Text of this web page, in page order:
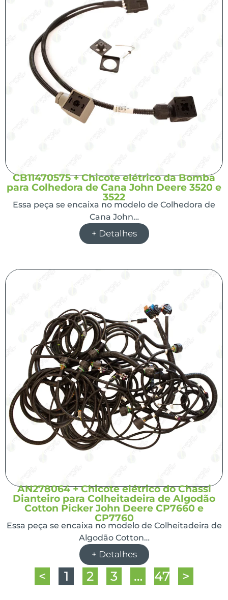
CB11470575 + Chicote elétrico da Bomba
para Colhedora de Cana John Deere 3520 e
3522
Essa peça se encaixa no modelo de Colhedora de
Cana John…
+ Detalhes
AN278064 + Chicote elétrico do Chassi
Dianteiro para Colheitadeira de Algodão
Cotton Picker John Deere CP7660 e
CP7760
Essa peça se encaixa no modelo de Colheitadeira de
Algodão Cotton…
+ Detalhes
< 1 2 3 … 47 >